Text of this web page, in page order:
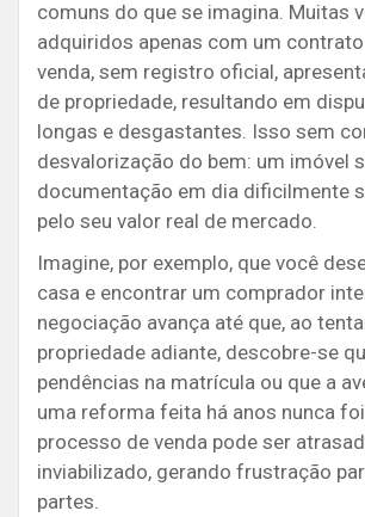
comuns do que se imagina. Muitas
adquiridos apenas com um
venda, sem registro oficial,
de propriedade, resultando em
longas e desgastantes. Isso sem
desvalorização do bem: um imóvel
documentação em dia dificilmente
pelo seu valor real de mercado.
Imagine, por exemplo, que você
casa e encontrar um comprador
negociação avança até que, ao
propriedade adiante, descobre-se
pendências na matrícula ou que a
uma reforma feita há anos nunca
processo de venda pode ser
inviabilizado, gerando frustração
partes.